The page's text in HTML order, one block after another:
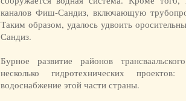
каналов Фиш-Сандиз, включающую
Таким образом, удалось удвоить
Сандиз.
Бурное развитие районов
несколько гидротехнических проектов:
водоснабжение этой части страны.